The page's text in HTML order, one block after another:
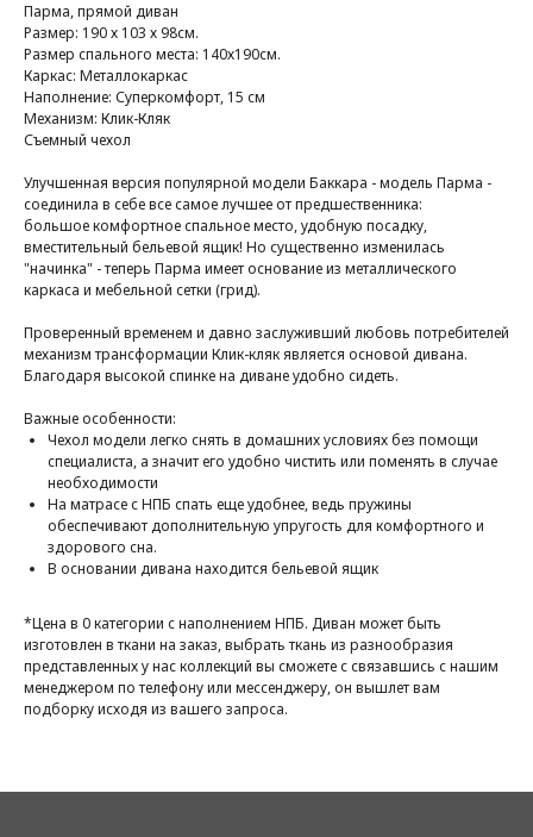
Парма, прямой диван
Размер: 190 х 103 х 98см.
Размер спального места: 140х190см.
Каркас: Металлокаркас
Наполнение: Суперкомфорт, 15 см
Механизм: Клик-Кляк
Съемный чехол
Улучшенная версия популярной модели Баккара - модель Парма -
соединила в себе все самое лучшее от предшественника:
большое комфортное спальное место, удобную посадку,
вместительный бельевой ящик! Но существенно изменилась
"начинка" - теперь Парма имеет основание из металлического
каркаса и мебельной сетки (грид).
Проверенный временем и давно заслуживший любовь потребителей
механизм трансформации Клик-кляк является основой дивана.
Благодаря высокой спинке на диване удобно сидеть.
Важные особенности:
Чехол модели легко снять в домашних условиях без помощи
специалиста, а значит его удобно чистить или поменять в случае
необходимости
На матрасе с НПБ спать еще удобнее, ведь пружины
обеспечивают дополнительную упругость для комфортного и
здорового сна.
В основании дивана находится бельевой ящик
*Цена в 0 категории с наполнением НПБ. Диван может быть
изготовлен в ткани на заказ, выбрать ткань из разнообразия
представленных у нас коллекций вы сможете с связавшись с нашим
менеджером по телефону или мессенджеру, он вышлет вам
подборку исходя из вашего запроса.